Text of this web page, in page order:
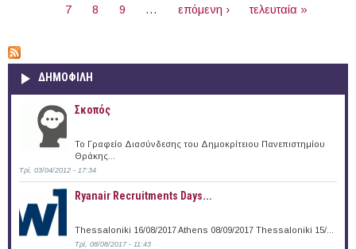
7
8 9 … επόμενη › τελευταία »
ΔΗΜΟΦΙΛΗ
Σκοπός
Το Γραφείο Διασύνδεσης του Δημοκρίτειου Πανεπιστημίου
Θράκης...
Τρί, 03/04/2012 - 17:34
Ryanair Recruitments Days...
Thessaloniki 16/08/2017 Athens 08/09/2017 Thessaloniki 15/...
Τρί, 08/08/2017 - 11:43